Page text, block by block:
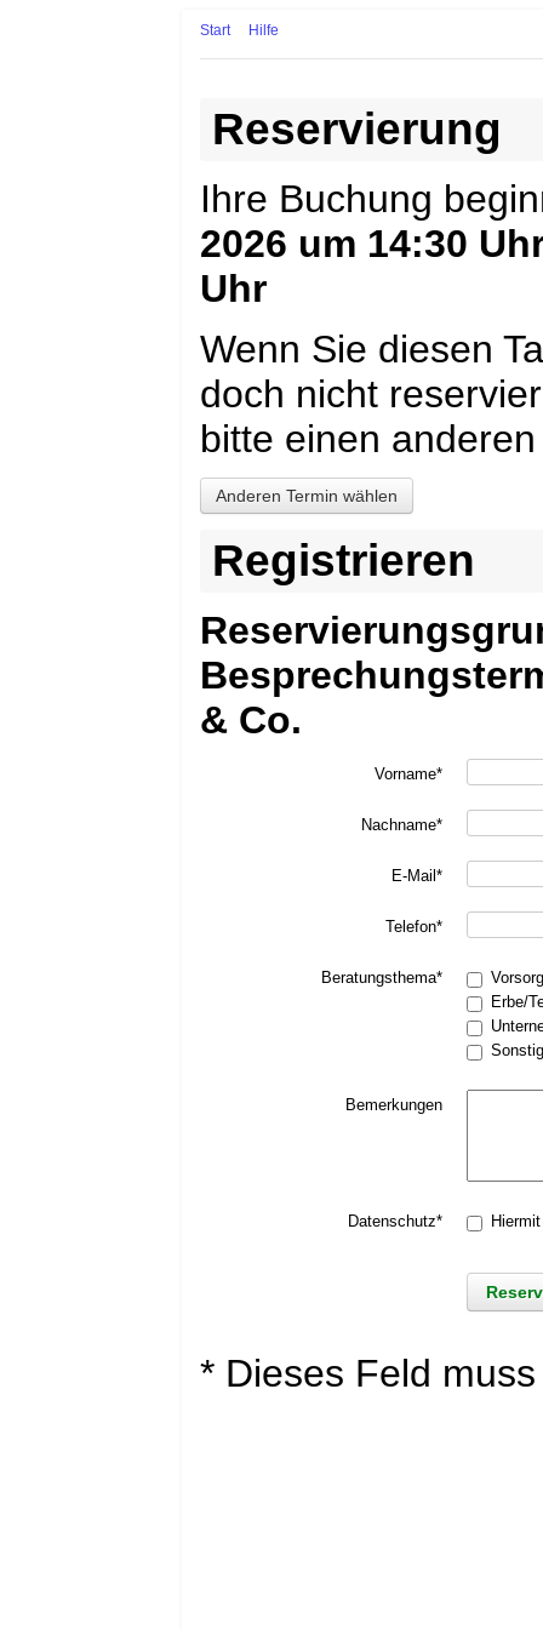
Start Hilfe
Reservierung
Ihre Buchung
2026 um 14:30
Uhr
Wenn Sie diesen
doch nicht
bitte einen
Registrieren
& Co.
Vorname*
Nachname*
E-Mail*
Telefon*
Beratungsthema*
Erbe/
Bemerkungen
Datenschutz*
* Dieses Feld